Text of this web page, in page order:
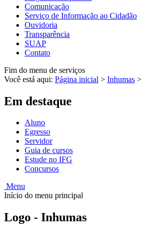
Comunicação
Serviço de Informação ao Cidadão
Ouvidoria
Transparência
SUAP
Contato
Fim do menu de serviços
Você está aqui: Página inicial > Inhumas >
Em destaque
Aluno
Egresso
Servidor
Guia de cursos
Estude no IFG
Concursos
Menu
Início do menu principal
Logo - Inhumas